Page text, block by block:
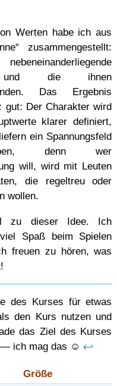
Werten habe ich aus
zusammengestellt:
und die ihnen
Das Ergebnis
gut: Der Charakter wird
klarer definiert,
ein Spannungsfeld
denn wer
will, wird mit Leuten
die regeltreu oder
wollen.
zu dieser Idee. Ich
Spaß beim Spielen
freuen zu hören, was
des Kurses für etwas
den Kurs nutzen und
das Ziel des Kurses
— ich mag das ☺ ↩
Größe